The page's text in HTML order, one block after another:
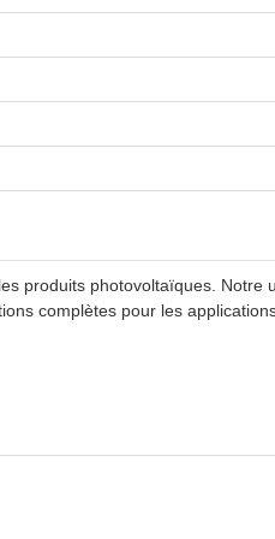
produits photovoltaïques. Notre
complètes pour les